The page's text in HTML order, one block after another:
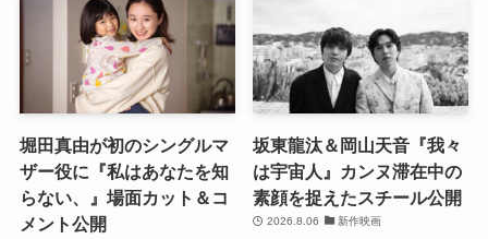
堀田真由が初のシングルマ
ザー役に『私はあなたを知
らない、』場面カット＆コ
メント公開
坂東龍汰＆岡山天音『我々
は宇宙人』カンヌ滞在中の
素顔を捉えたスチール公開
2026.8.06 新作映画